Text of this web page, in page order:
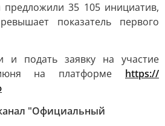
предложили 35 105 инициатив,
показатель первого
и подать заявку на участие
на платформе https://
"Официальный